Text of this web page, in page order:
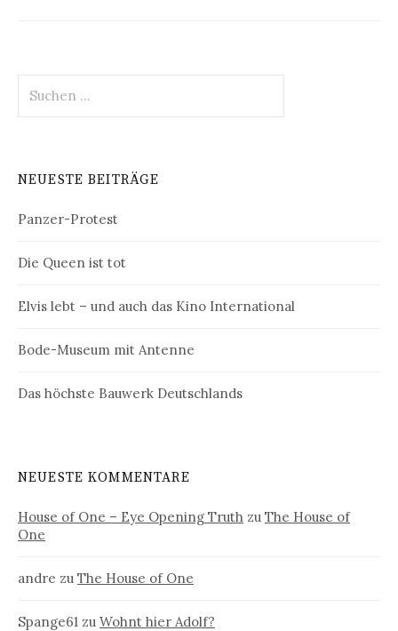
nach:
NEUESTE BEITRÄGE
Panzer-Protest
Die Queen ist tot
Elvis lebt – und auch das Kino International
Bode-Museum mit Antenne
Das höchste Bauwerk Deutschlands
NEUESTE KOMMENTARE
House of One – Eye Opening Truth zu The House of
One
andre zu The House of One
Spange61 zu Wohnt hier Adolf?